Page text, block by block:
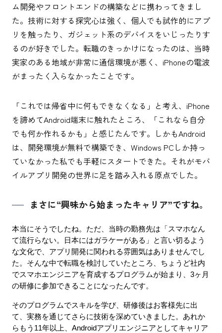
ム開発やフロントエンドの構築などに携わってきまし
た。技術に対する探究心は強く、個人でも試作的にアプ
リを触ったり、ガジェット系のデバイスをいじったりす
るのが好きでした。転職のきっかけになったのは、当時
実家のある地域が非常に通信環境が悪く、iPhoneの電波
がまったく入らなかったことです。
「これでは帰省中に何もできなくなる」と考え、iPhone
を諦めてAndroid端末に触れたところ、「これなら自分
でも何か作れるかも」と感じたんです。しかもAndroid
は、開発環境が無料で構築でき、Windows PCしか持っ
ていなかった私でも手軽にスタートできた。それがモバ
イルアプリ開発の世界に足を踏み入れる原点でした。
まさに“興味から始まったキャリア”ですね。
本当にそうでしたね。ただ、当時の勤務先は「スマホなん
て流行らない。日本にはガラケーがある」と言い切るよう
な文化で、アプリ開発に関われる雰囲気はありませんでし
た。そんな中で転職を検討していたところ、ちょうど社内
でスマホエンジニアを育成するプログラムが始まり、3ヶ月
の研修に参加できることになったんです。
そのプログラムでスキルを学び、研修後はお客様先に出
て、実務を通じてさらに技術を深めていきました。あれか
らもう11年以上、Androidアプリエンジニアとしてキャリア